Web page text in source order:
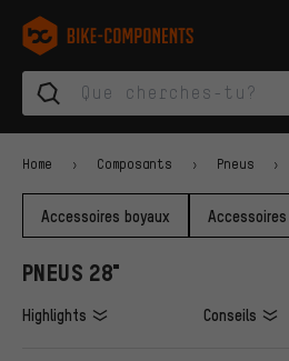
Aller à la navigation principale
Aller à la navigation des catégories
Aller au contenu
Aller aux marques et à la newsletter
Aller au pied de page
bike-components.de Page
Home Composants Pneus
Accessoires boyaux
PNEUS 28"
Highlights Conseils